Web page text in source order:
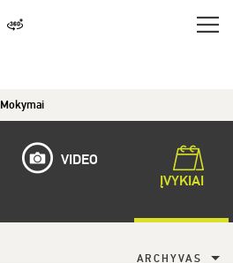
Mokymai
VIDEO
ĮVYKIAI
ARCHYVAS